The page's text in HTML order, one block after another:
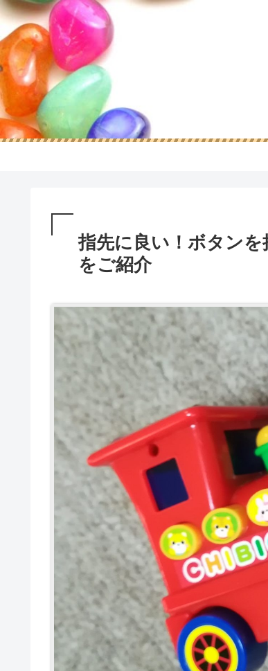
指先に良い！ボタン
をご紹介